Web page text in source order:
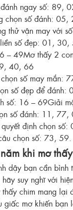
ngay số: 89,
chọn số đánh: 05,
thử vận may với
số đẹp: 01, 30,
– 49Mơ thấy 2
40, 66
số may mắn:
số đẹp để đánh:
số: 16 – 69Giải
số đánh: 11, 77,
định chọn
chọn số: 73, 59.
khi mơ
dậy bạn cần bình
suy nghĩ với
chim mang
giấc mơ khiến